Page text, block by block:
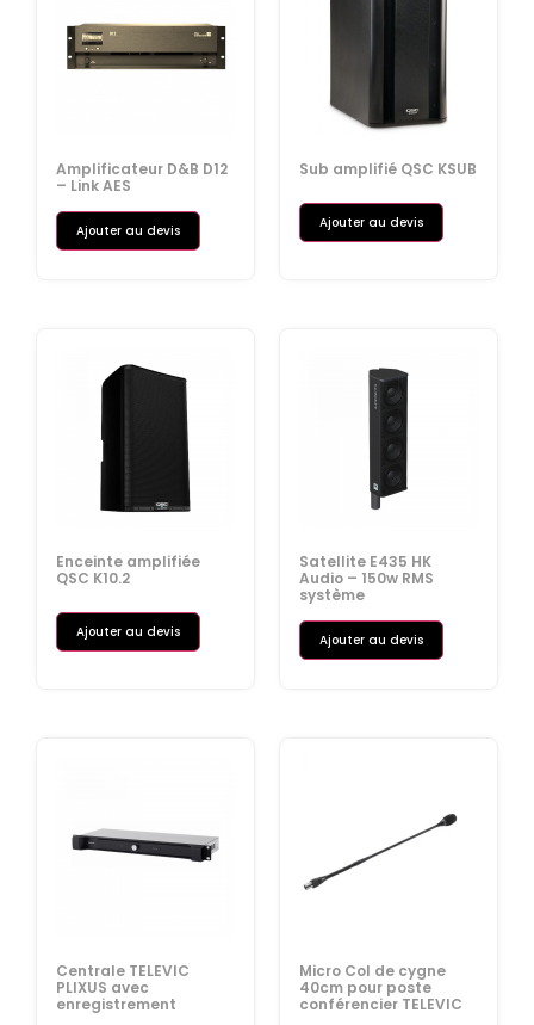
Amplificateur D&B D12
– Link AES
Ajouter au devis
Sub amplifié QSC KSUB
Ajouter au devis
Enceinte amplifiée
QSC K10.2
Ajouter au devis
Satellite E435 HK
Audio – 150w RMS
système
Ajouter au devis
Centrale TELEVIC
PLIXUS avec
enregistrement
Micro Col de cygne
40cm pour poste
conférencier TELEVIC